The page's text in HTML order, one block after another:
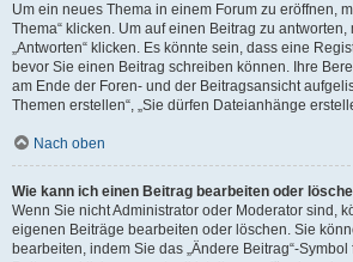
Um ein neues Thema in einem Forum zu eröffnen,
Thema“ klicken. Um auf einen Beitrag zu antworten,
„Antworten“ klicken. Es könnte sein, dass eine
bevor Sie einen Beitrag schreiben können. Ihre
am Ende der Foren- und der Beitragsansicht
Themen erstellen“, „Sie dürfen Dateianhänge
Nach oben
Wie kann ich einen Beitrag bearbeiten oder
Wenn Sie nicht Administrator oder Moderator sind,
eigenen Beiträge bearbeiten oder löschen. Sie
bearbeiten, indem Sie das „Ändere Beitrag“-